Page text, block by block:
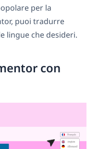
per la
puoi tradurre
lingue che desideri.
con